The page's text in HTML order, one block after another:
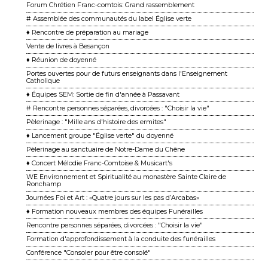
Forum Chrétien Franc-comtois: Grand rassemblement
# Assemblée des communautés du label Église verte
♦ Rencontre de préparation au mariage
Vente de livres à Besançon
♦ Réunion de doyenné
Portes ouvertes pour de futurs enseignants dans l'Enseignement
Catholique
♦ Équipes SEM: Sortie de fin d'année à Passavant
# Rencontre personnes séparées, divorcées : "Choisir la vie"
Pèlerinage : "Mille ans d'histoire des ermites"
♦ Lancement groupe "Église verte" du doyenné
Pèlerinage au sanctuaire de Notre-Dame du Chêne
♦ Concert Mélodie Franc-Comtoise & Musicart's
WE Environnement et Spiritualité au monastère Sainte Claire de
Ronchamp
Journées Foi et Art : «Quatre jours sur les pas d’Arcabas»
♦ Formation nouveaux membres des équipes Funérailles
Rencontre personnes séparées, divorcées : "Choisir la vie"
Formation d'approfondissement à la conduite des funérailles
Conférence "Consoler pour être consolé"